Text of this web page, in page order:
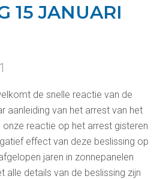
15 JANUARI
de snelle reactie van de
aanleiding van het arrest van het
onze reactie op het arrest gisteren
effect van deze beslissing op
jaren in zonnepanelen
alle details van de beslissing zijn